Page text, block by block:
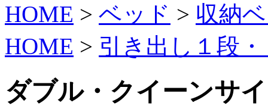
HOME > ベッド > 収納
HOME > 引き出し１段
ダブル・クイーンサ